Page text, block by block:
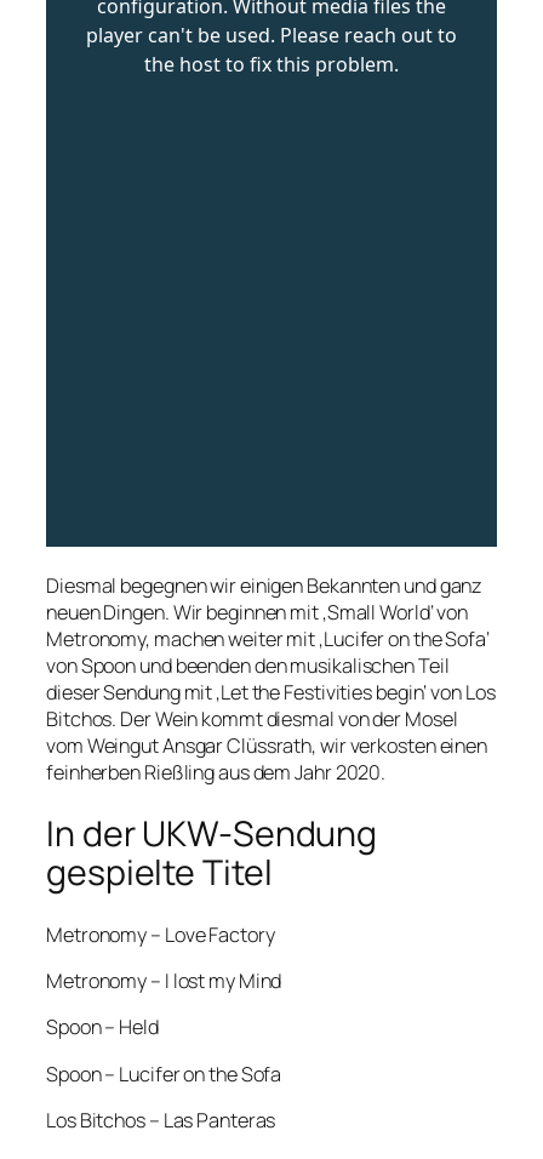
Diesmal begegnen wir einigen Bekannten und ganz
neuen Dingen. Wir beginnen mit ‚Small World‘ von
Metronomy, machen weiter mit ‚Lucifer on the Sofa‘
von Spoon und beenden den musikalischen Teil
dieser Sendung mit ‚Let the Festivities begin‘ von Los
Bitchos. Der Wein kommt diesmal von der Mosel
vom Weingut Ansgar Clüssrath, wir verkosten einen
feinherben Rießling aus dem Jahr 2020.
In der UKW-Sendung
gespielte Titel
Metronomy – Love Factory
Metronomy – I lost my Mind
Spoon – Held
Spoon – Lucifer on the Sofa
Los Bitchos – Las Panteras